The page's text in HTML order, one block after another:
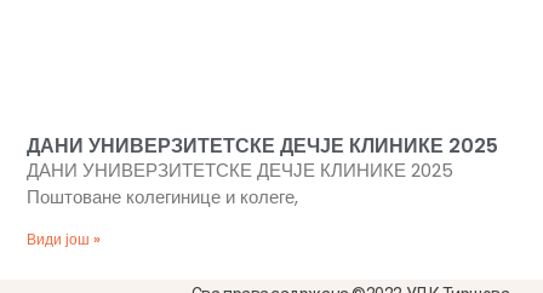
ДАНИ УНИВЕРЗИТЕТСКЕ ДЕЧЈЕ КЛИНИКЕ 2025
ДАНИ УНИВЕРЗИТЕТСКЕ ДЕЧЈЕ КЛИНИКЕ 2025
Поштоване колегинице и колеге,
Види још »